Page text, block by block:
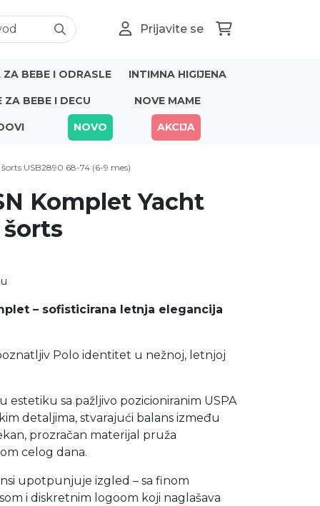
Prijavite se
BEBE I ODRASLE INTIMNA HIGIJENA
ZA BEBE I DECU NOVE MAME
NOVO AKCIJA
USB2890 68-74 (6-9 mes)
Komplet Yacht
– sofisticirana letnja elegancija
Polo identitet u nežnoj, letnjoj
estetiku sa pažljivo pozicioniranim USPA
detaljima, stvarajući balans između
prozračan materijal pruža
celog dana.
upotpunjuje izgled – sa finom
i diskretnim logoom koji naglašava